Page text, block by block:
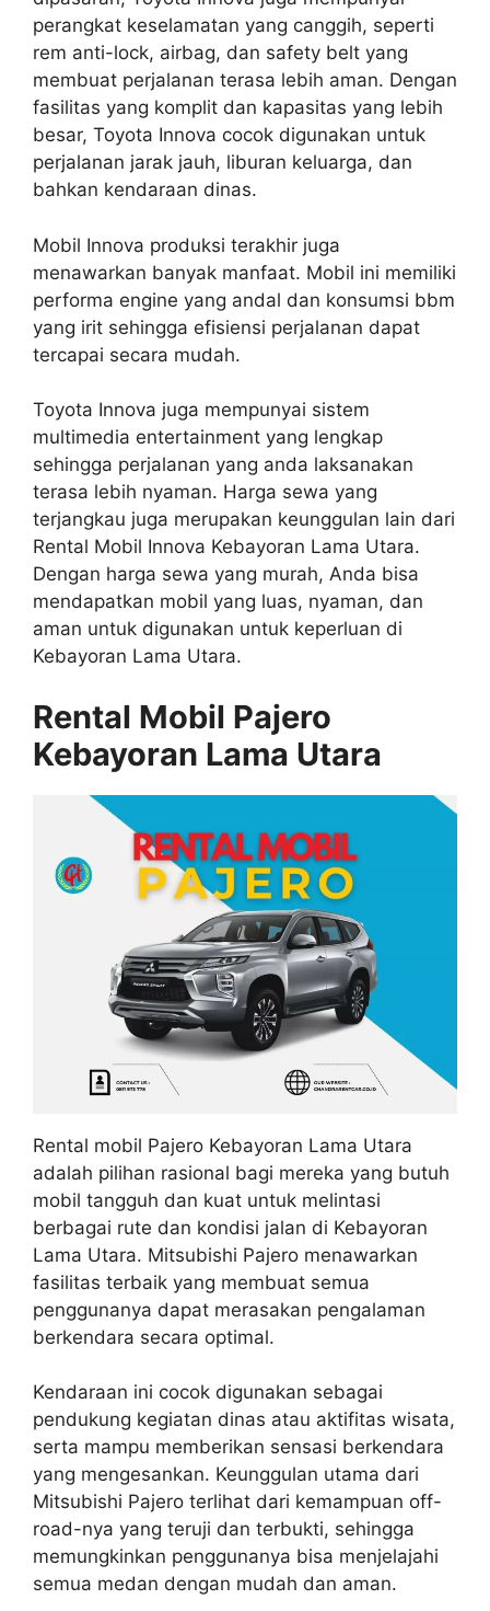
perangkat keselamatan yang canggih, seperti
rem anti-lock, airbag, dan safety belt yang
membuat perjalanan terasa lebih aman. Dengan
fasilitas yang komplit dan kapasitas yang lebih
besar, Toyota Innova cocok digunakan untuk
perjalanan jarak jauh, liburan keluarga, dan
bahkan kendaraan dinas.
Mobil Innova produksi terakhir juga
menawarkan banyak manfaat. Mobil ini memiliki
performa engine yang andal dan konsumsi bbm
yang irit sehingga efisiensi perjalanan dapat
tercapai secara mudah.
Toyota Innova juga mempunyai sistem
multimedia entertainment yang lengkap
sehingga perjalanan yang anda laksanakan
terasa lebih nyaman. Harga sewa yang
terjangkau juga merupakan keunggulan lain dari
Rental Mobil Innova Kebayoran Lama Utara.
Dengan harga sewa yang murah, Anda bisa
mendapatkan mobil yang luas, nyaman, dan
aman untuk digunakan untuk keperluan di
Kebayoran Lama Utara.
Rental Mobil Pajero
Kebayoran Lama Utara
Rental mobil Pajero Kebayoran Lama Utara
adalah pilihan rasional bagi mereka yang butuh
mobil tangguh dan kuat untuk melintasi
berbagai rute dan kondisi jalan di Kebayoran
Lama Utara. Mitsubishi Pajero menawarkan
fasilitas terbaik yang membuat semua
penggunanya dapat merasakan pengalaman
berkendara secara optimal.
Kendaraan ini cocok digunakan sebagai
pendukung kegiatan dinas atau aktifitas wisata,
serta mampu memberikan sensasi berkendara
yang mengesankan. Keunggulan utama dari
Mitsubishi Pajero terlihat dari kemampuan off-
road-nya yang teruji dan terbukti, sehingga
memungkinkan penggunanya bisa menjelajahi
semua medan dengan mudah dan aman.